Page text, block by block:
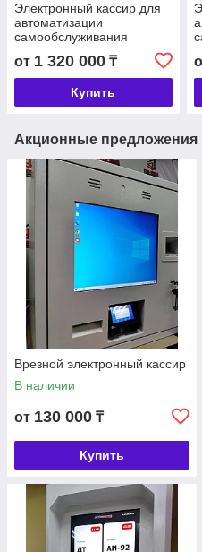
Электронный кассир для
автоматизации
самообслуживания
от 1 320 000 ₸
Купить
Акционные предложения
Врезной электронный кассир
В наличии
от 130 000 ₸
Купить